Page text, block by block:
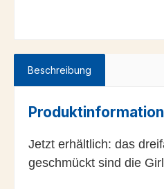
Beschreibung
Jetzt erhältlich: das
geschmückt sind die